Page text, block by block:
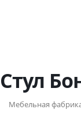
Стул
Мебельная